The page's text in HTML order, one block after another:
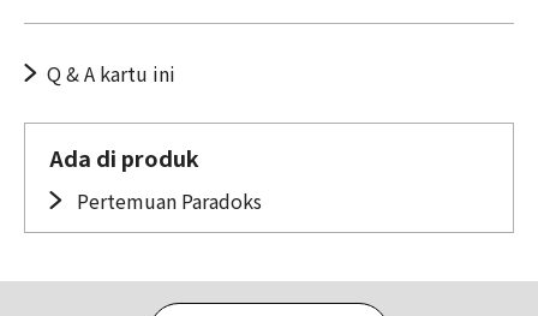
Q & A kartu ini
Ada di produk
Pertemuan Paradoks